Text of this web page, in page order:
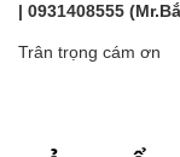
| 0931408555
Trân trọng cám ơn